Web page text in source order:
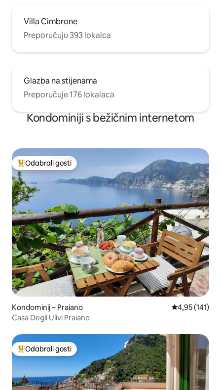
Villa Cimbrone
Preporučuju 393 lokalca
Glazba na stijenama
Preporučuje 176 lokalaca
Kondominiji s bežičnim internetom
Među najviše rangiranima s oznakom „Odabrali gosti”
Odabrali gosti
Kondominij – Praiano Prosječna
4,95 (141)
Casa Degli Ulivi Praiano
Među najviše rangiranima s oznakom „Odabrali gosti”
Odabrali gosti